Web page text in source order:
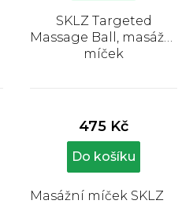
SKLZ Targeted
Massage Ball, masážní
míček
produktu
4,8
hvězdiček.
475 Kč
Do košíku
Masážní míček SKLZ